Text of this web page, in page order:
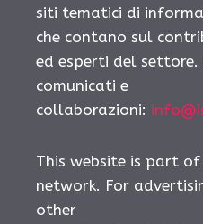
siti tematici di
che contano sul
ed esperti del
comunicati e
collaborazioni:
This website is part
network. For
other